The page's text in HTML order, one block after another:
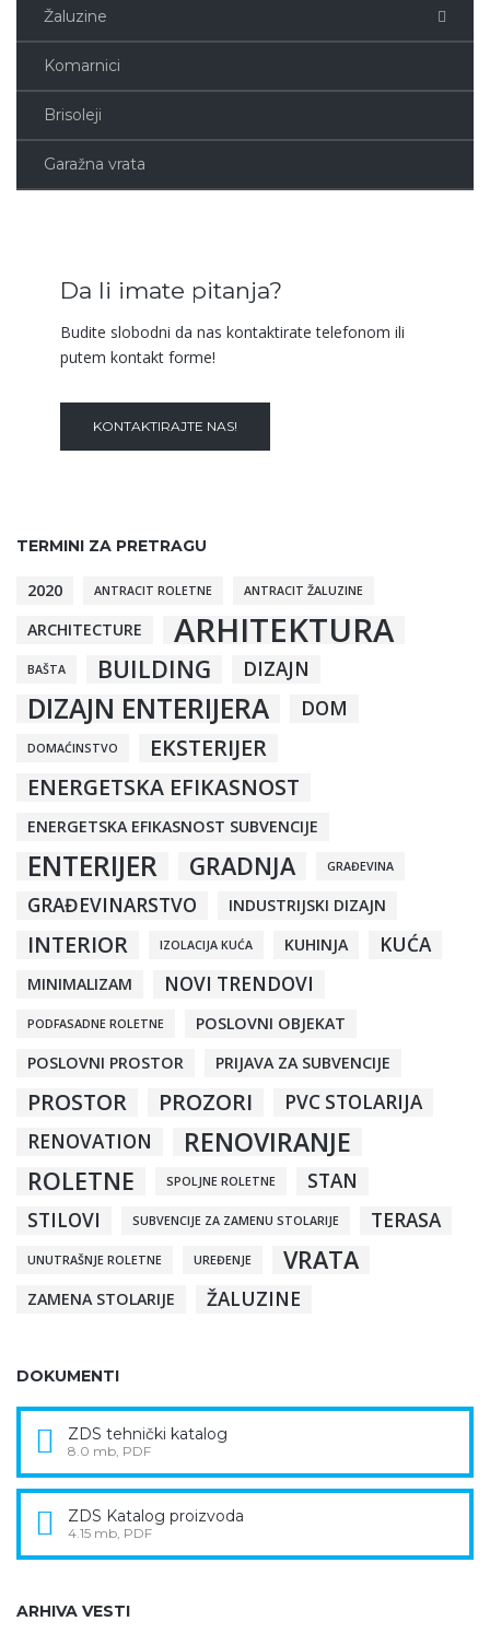
Žaluzine
Komarnici
Brisoleji
Garažna vrata
Da li imate pitanja?
Budite slobodni da nas kontaktirate telefonom ili
putem kontakt forme!
KONTAKTIRAJTE NAS!
TERMINI ZA PRETRAGU
2020 ANTRACIT ROLETNE ANTRACIT ŽALUZINE
ARCHITECTURE ARHITEKTURA
BAŠTA BUILDING DIZAJN
DIZAJN ENTERIJERA DOM
DOMAĆINSTVO
EKSTERIJER
ENERGETSKA EFIKASNOST
ENERGETSKA EFIKASNOST SUBVENCIJE
ENTERIJER GRADNJA GRAĐEVINA
GRAĐEVINARSTVO INDUSTRIJSKI DIZAJN
INTERIOR IZOLACIJA KUĆA KUHINJA KUĆA
MINIMALIZAM NOVI TRENDOVI
PODFASADNE ROLETNE
POSLOVNI OBJEKAT
POSLOVNI PROSTOR
PRIJAVA ZA SUBVENCIJE
PROSTOR PROZORI
PVC STOLARIJA
RENOVATION
RENOVIRANJE
ROLETNE SPOLJNE ROLETNE
STAN
STILOVI
SUBVENCIJE ZA ZAMENU STOLARIJE TERASA
UNUTRAŠNJE ROLETNE UREĐENJE VRATA
ZAMENA STOLARIJE ŽALUZINE
DOKUMENTI
ZDS tehnički katalog
8.0 mb, PDF
ZDS Katalog proizvoda
4.15 mb, PDF
ARHIVA VESTI